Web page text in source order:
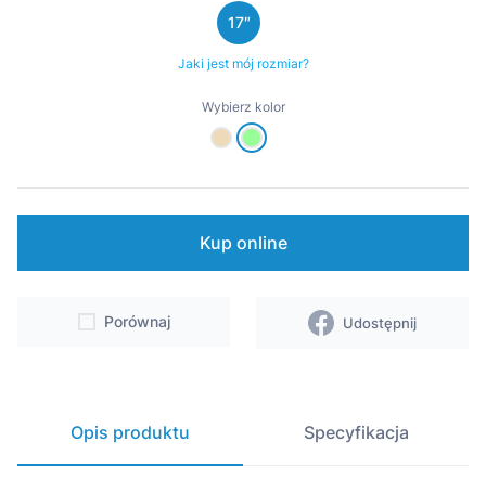
Punkty sprzedaży i serwisy
17″
Jaki jest mój rozmiar?
Wybierz kolor
Kup online
Porównaj Udostępnij
Opis produktu Specyfikacja